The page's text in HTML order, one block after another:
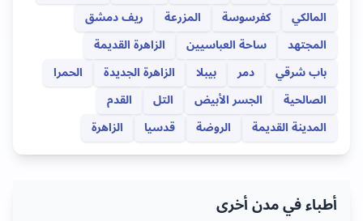
المالكي
كفرسوسة المزرعة
ريف دمشق
المجتهد
ساحة العباسيين
الزاهرة القديمة
باب شرقي
دمر بيبلا الزاهرة الجديدة
الحمرا
الصالحية
الجسر الأبيض التل
القدم
المدينة القديمة
الروضة قدسيا الزاهرة
أطباء في مدن أخرى